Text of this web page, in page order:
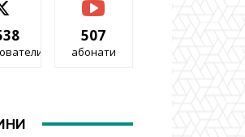
507
абонати